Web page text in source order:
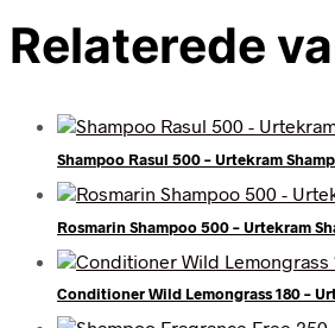
Relaterede
Shampoo Rasul 500 – Urtekram
Rosmarin Shampoo 500 – Urtekram
Conditioner Wild Lemongrass 180 –